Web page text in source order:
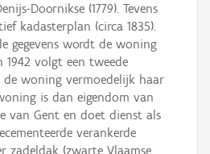
Doornikse (1779). Tevens
kadasterplan (circa 1835).
gegevens wordt de woning
1942 volgt een tweede
woning vermoedelijk haar
is dan eigendom van
van Gent en doet dienst als
verankerde
zadeldak (zwarte Vlaamse